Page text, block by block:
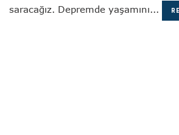
saracağız. Depremde yaşamını...